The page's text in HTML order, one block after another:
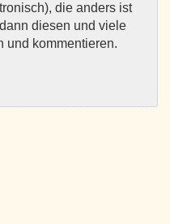
die anders ist
diesen und viele
und kommentieren.